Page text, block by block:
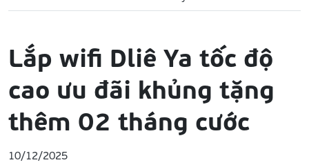
Lắp wifi Dliê Ya tốc độ
cao ưu đãi khủng tặng
thêm 02 tháng cước
10/12/2025